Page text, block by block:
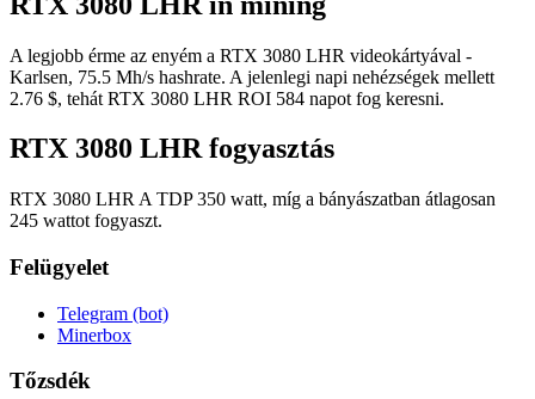
A legjobb érme az enyém a RTX 3080 LHR videokártyával -
Karlsen, 75.5 Mh/s hashrate. A jelenlegi napi nehézségek mellett
2.76 $, tehát RTX 3080 LHR ROI 584 napot fog keresni.
RTX 3080 LHR fogyasztás
RTX 3080 LHR A TDP 350 watt, míg a bányászatban átlagosan
245 wattot fogyaszt.
Felügyelet
Telegram (bot)
Minerbox
Tőzsdék